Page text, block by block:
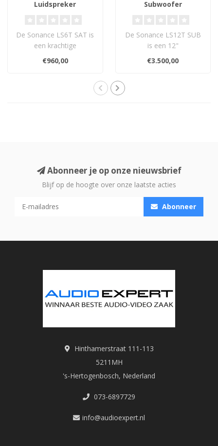
Luidspreker
De Sonance LS6T SAT is
een krachtige
buitenluidspreker uit de
Landscape Series, ..
€960,00
Subwoofer
De Sonance LS12T SUB
is een 12"
buitensubwoofer met
diepe bas tot 22 Hz.
€3.500,00
Abonneer je op onze nieuwsbrief
Blijf op de hoogte over onze laatste acties
Abonneer
Hinthamerstraat 111-113
5211MH
's-Hertogenbosch, Nederland
073-6897729
info@audioexpert.nl